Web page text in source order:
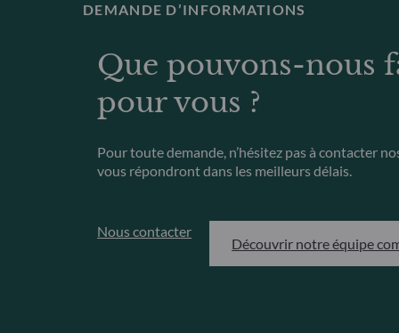
DEMANDE D’INFORMATIONS
Que pouvons-nous
pour vous ?
Pour toute demande, n’hésitez pas à contacter
vous répondront dans les meilleurs délais.
Nous contacter
Découvrir notre équipe